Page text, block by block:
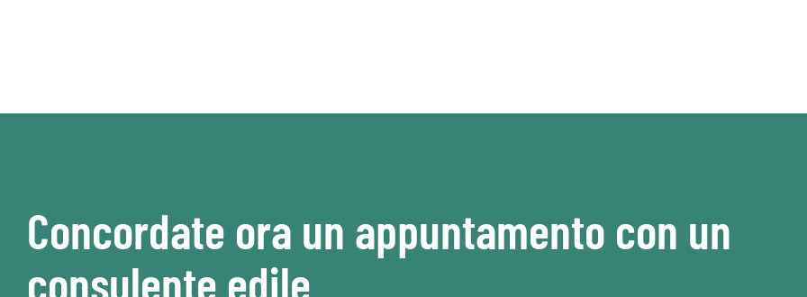
Concordate ora un appuntamento con un
consulente edile